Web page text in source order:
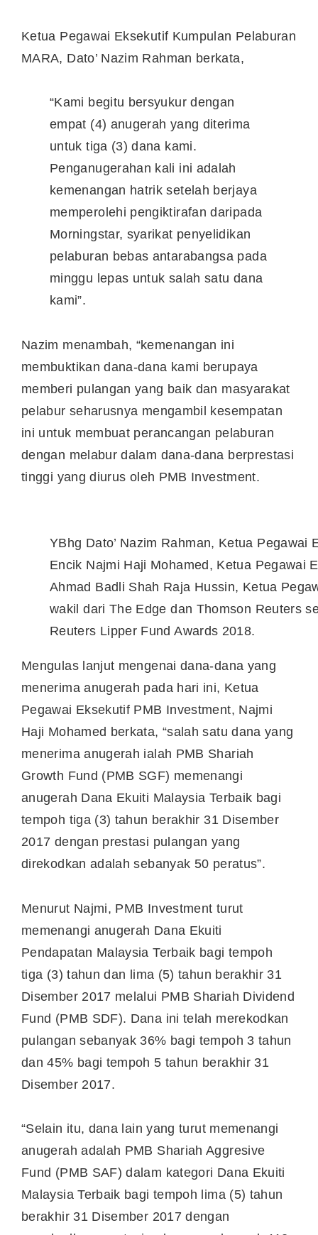
Ketua Pegawai Eksekutif Kumpulan Pelaburan
MARA, Dato’ Nazim Rahman berkata,
“Kami begitu bersyukur dengan
empat (4) anugerah yang diterima
untuk tiga (3) dana kami.
Penganugerahan kali ini adalah
kemenangan hatrik setelah berjaya
memperolehi pengiktirafan daripada
Morningstar, syarikat penyelidikan
pelaburan bebas antarabangsa pada
minggu lepas untuk salah satu dana
kami”.
Nazim menambah, “kemenangan ini
membuktikan dana-dana kami berupaya
memberi pulangan yang baik dan masyarakat
pelabur seharusnya mengambil kesempatan
ini untuk membuat perancangan pelaburan
dengan melabur dalam dana-dana berprestasi
tinggi yang diurus oleh PMB Investment.
YBhg Dato’ Nazim Rahman, Ketua
Encik Najmi Haji Mohamed, Ketua Pegawai
Ahmad Badli Shah Raja Hussin, Ketua
wakil dari The Edge dan Thomson Reuters
Reuters Lipper Fund Awards 2018.
Mengulas lanjut mengenai dana-dana yang
menerima anugerah pada hari ini, Ketua
Pegawai Eksekutif PMB Investment, Najmi
Haji Mohamed berkata, “salah satu dana yang
menerima anugerah ialah PMB Shariah
Growth Fund (PMB SGF) memenangi
anugerah Dana Ekuiti Malaysia Terbaik bagi
tempoh tiga (3) tahun berakhir 31 Disember
2017 dengan prestasi pulangan yang
direkodkan adalah sebanyak 50 peratus”.
Menurut Najmi, PMB Investment turut
memenangi anugerah Dana Ekuiti
Pendapatan Malaysia Terbaik bagi tempoh
tiga (3) tahun dan lima (5) tahun berakhir 31
Disember 2017 melalui PMB Shariah Dividend
Fund (PMB SDF). Dana ini telah merekodkan
pulangan sebanyak 36% bagi tempoh 3 tahun
dan 45% bagi tempoh 5 tahun berakhir 31
Disember 2017.
“Selain itu, dana lain yang turut memenangi
anugerah adalah PMB Shariah Aggresive
Fund (PMB SAF) dalam kategori Dana Ekuiti
Malaysia Terbaik bagi tempoh lima (5) tahun
berakhir 31 Disember 2017 dengan